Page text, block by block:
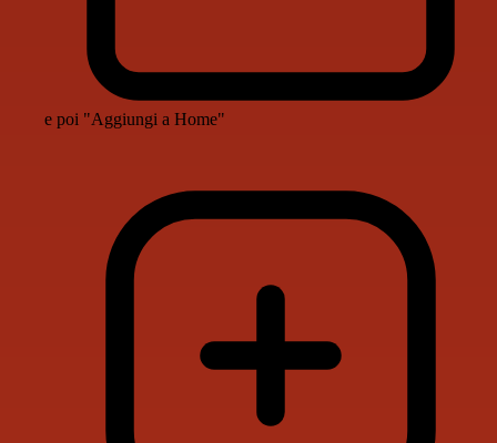
e poi "Aggiungi a Home"